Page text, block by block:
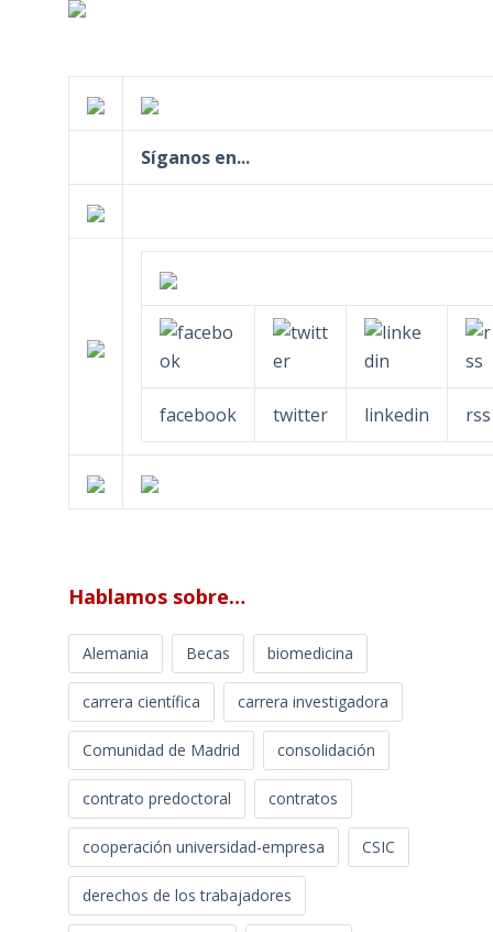
Síganos en...
facebook twitter linkedin rss
Hablamos sobre…
Alemania Becas biomedicina
carrera científica carrera investigadora
Comunidad de Madrid consolidación
contrato predoctoral contratos
cooperación universidad-empresa CSIC
derechos de los trabajadores